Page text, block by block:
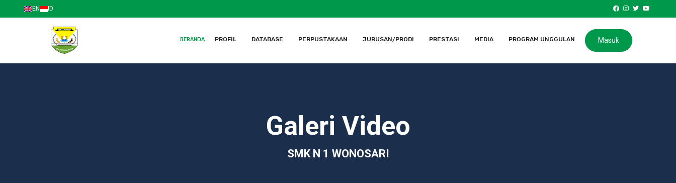
EN ID
Masuk
BERANDA PROFIL DATABASE PERPUSTAKAAN JURUSAN/PRODI PRESTASI MEDIA PROGRAM UNGGULAN
Galeri Video
SMK N 1 WONOSARI